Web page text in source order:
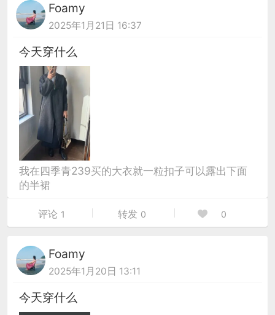
Foamy
2025年1月21日 16:37
今天穿什么
我在四季青239买的大衣就一粒扣子可以露出下面
的半裙
评论 1 转发 0 0
Foamy
2025年1月20日 13:11
今天穿什么